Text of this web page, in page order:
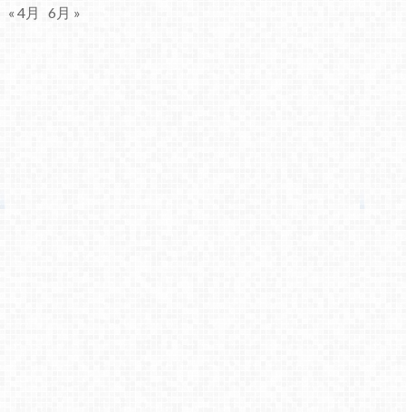
« 4月
6月 »